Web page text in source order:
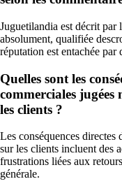
Juguetilandia est décrit par
absolument, qualifiée
réputation est entachée par
Quelles sont les
commerciales
les clients ?
Les conséquences directes
sur les clients incluent des
frustrations liées aux
générale.